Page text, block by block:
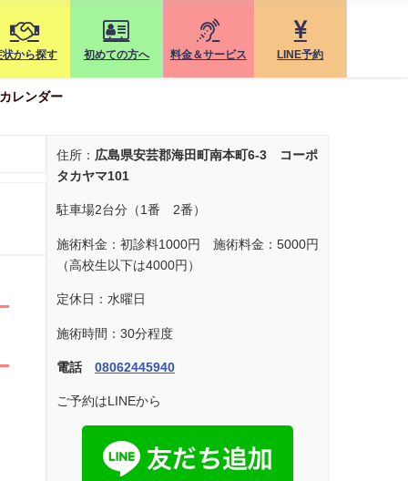
状から探す 初めての方へ 料金＆サービス LINE予約
レンダー
住所： 広島県安芸郡海田町南本町6-3 コーポ
タカヤマ101
駐車場2台分（1番 2番）
施術料金：初診料1000円 施術料金：5000円
（高校生以下は4000円）
定休日：水曜日
施術時間：30分程度
電話 08062445940
ご予約はLINEから